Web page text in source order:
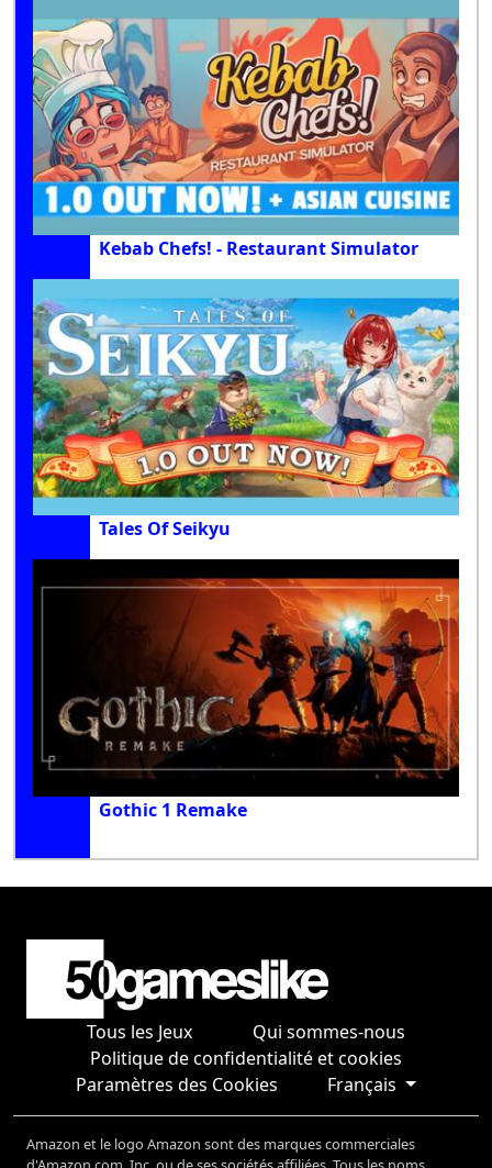
Kebab Chefs! - Restaurant Simulator
Tales Of Seikyu
Gothic 1 Remake
Tous les Jeux
Qui sommes-nous
Politique de confidentialité et cookies
Paramètres des Cookies
Français
Amazon et le logo Amazon sont des marques commerciales